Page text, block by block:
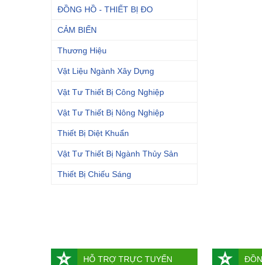
ĐỒNG HỒ - THIẾT BỊ ĐO
CẢM BIẾN
Thương Hiệu
Vật Liệu Ngành Xây Dựng
Vật Tư Thiết Bị Công Nghiệp
Vật Tư Thiết Bị Nông Nghiệp
Thiết Bị Diệt Khuẩn
Vật Tư Thiết Bị Ngành Thủy Sản
Thiết Bị Chiếu Sáng
HỖ TRỢ TRỰC TUYẾN